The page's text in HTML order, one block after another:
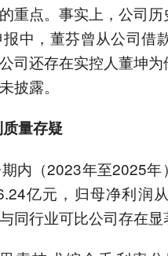
重点。事实上，公司
中，董芬曾从公司借
司还存在实控人董坤
披露。
量存疑
内（2023年至2025年
亿元，归母净利润
同行业可比公司存在显